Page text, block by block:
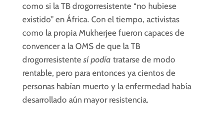
como si la TB drogorresistente “no hubiese
existido” en África. Con el tiempo, activistas
como la propia Mukherjee fueron capaces de
convencer a la OMS de que la TB
drogorresistente sí podía tratarse de modo
rentable, pero para entonces ya cientos de
personas habían muerto y la enfermedad había
desarrollado aún mayor resistencia.